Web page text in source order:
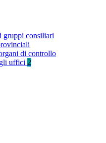
gruppi consiliari
di controllo
uffici 2